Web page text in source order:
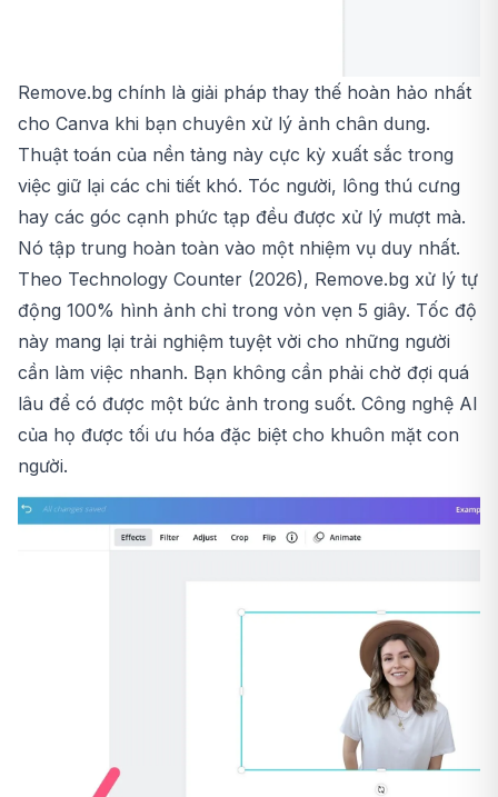
Remove.bg chính là giải pháp thay thế hoàn hảo nhất
cho Canva khi bạn chuyên xử lý ảnh chân dung.
Thuật toán của nền tảng này cực kỳ xuất sắc trong
việc giữ lại các chi tiết khó. Tóc người, lông thú cưng
hay các góc cạnh phức tạp đều được xử lý mượt mà.
Nó tập trung hoàn toàn vào một nhiệm vụ duy nhất.
Theo Technology Counter (2026), Remove.bg xử lý tự
động 100% hình ảnh chỉ trong vỏn vẹn 5 giây. Tốc độ
này mang lại trải nghiệm tuyệt vời cho những người
cần làm việc nhanh. Bạn không cần phải chờ đợi quá
lâu để có được một bức ảnh trong suốt. Công nghệ AI
của họ được tối ưu hóa đặc biệt cho khuôn mặt con
người.